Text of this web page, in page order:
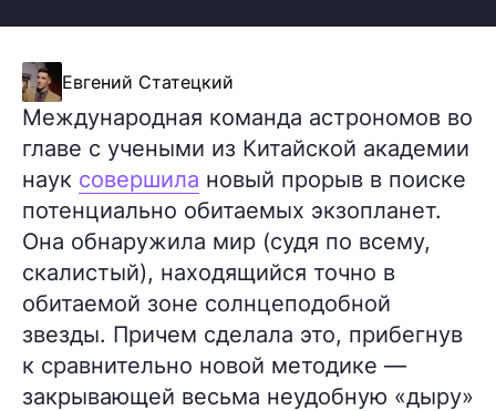
Евгений Статецкий
Международная команда астрономов во
главе с учеными из Китайской академии
наук совершила новый прорыв в поиске
потенциально обитаемых экзопланет.
Она обнаружила мир (судя по всему,
скалистый), находящийся точно в
обитаемой зоне солнцеподобной
звезды. Причем сделала это, прибегнув
к сравнительно новой методике —
закрывающей весьма неудобную «дыру»